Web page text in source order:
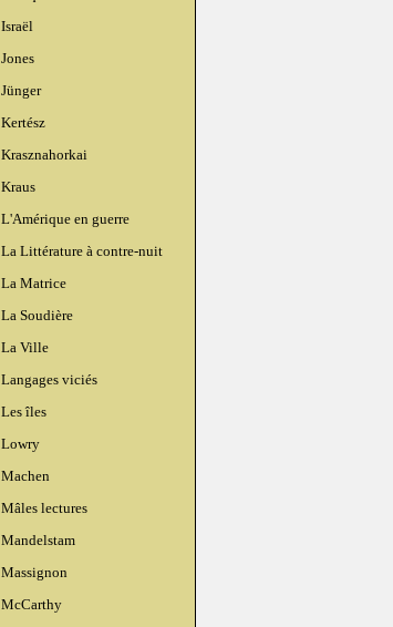
Israël
Jones
Jünger
Kertész
Krasznahorkai
Kraus
L'Amérique en guerre
La Littérature à contre-nuit
La Matrice
La Soudière
La Ville
Langages viciés
Les îles
Lowry
Machen
Mâles lectures
Mandelstam
Massignon
McCarthy